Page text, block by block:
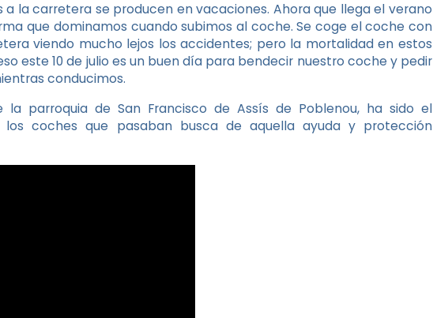
a la carretera se producen en vacaciones. Ahora que llega el verano
que dominamos cuando subimos al coche. Se coge el coche con
viendo mucho lejos los accidentes; pero la mortalidad en estos
este 10 de julio es un buen día para bendecir nuestro coche y pedir
conducimos.
la parroquia de San Francisco de Assís de Poblenou, ha sido el
coches que pasaban busca de aquella ayuda y protección